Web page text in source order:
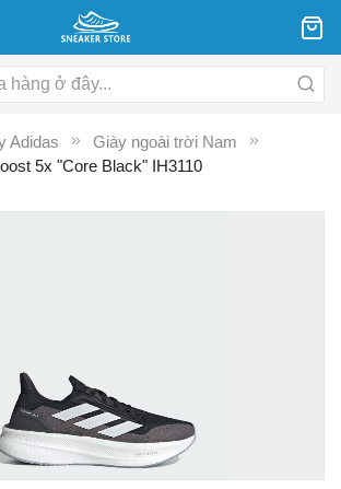
Adidas
Giày ngoài trời Nam
5x "Core Black" IH3110